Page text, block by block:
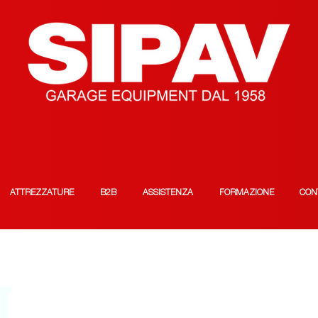
ATTREZZATURE B2B ASSISTENZA FORMAZIONE